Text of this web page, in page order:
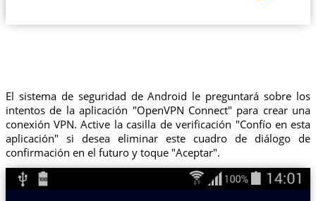
El sistema de seguridad de Android le preguntará sobre los
intentos de la aplicación "OpenVPN Connect" para crear una
conexión VPN. Active la casilla de verificación "Confío en esta
aplicación" si desea eliminar este cuadro de diálogo de
confirmación en el futuro y toque "Aceptar".